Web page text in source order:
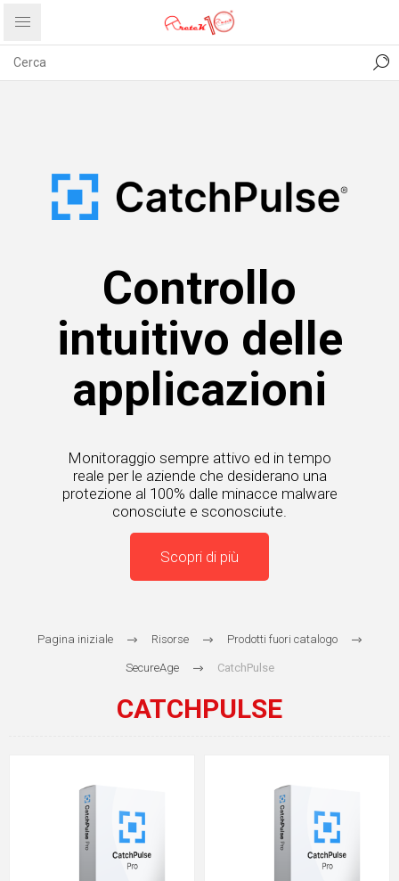
PRIVACY ABOUT US
Controllo
intuitivo delle
applicazioni
Monitoraggio sempre attivo ed in tempo
reale per le aziende che desiderano una
protezione al 100% dalle minacce malware
conosciute e sconosciute.
Scopri di più
Pagina iniziale Risorse Prodotti fuori catalogo
SecureAge CatchPulse
CATCHPULSE